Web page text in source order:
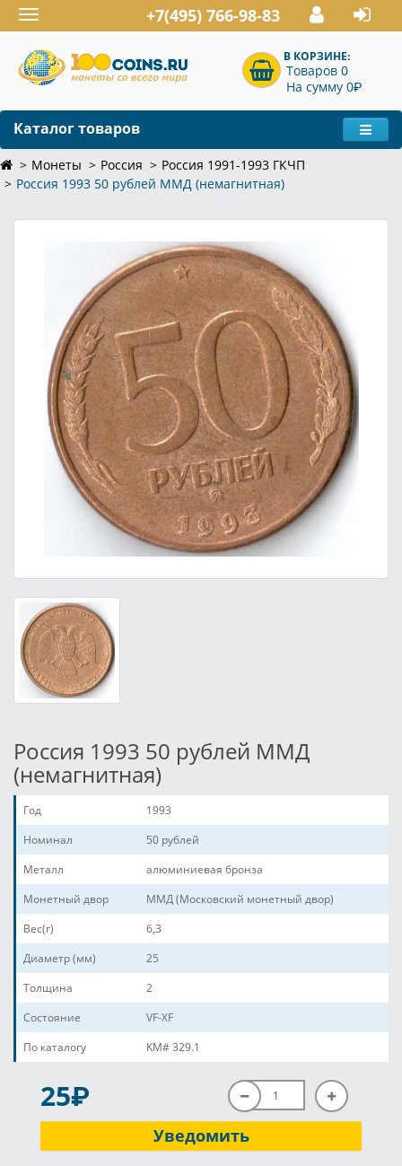
Toggle
navigation
+7(495) 766-98-83
В КОРЗИНЕ:
Товаров 0
На сумму 0P
Каталог товаров
Монеты Россия
Россия 1991-1993 ГКЧП
Россия 1993 50 рублей ММД (немагнитная)
Россия 1993 50 рублей ММД
(немагнитная)
Год
1993
Номинал
50 рублей
Металл
алюминиевая бронза
Монетный двор
ММД (Московский монетный двор)
Вес(г)
6,3
Диаметр (мм)
25
Толщина
2
Состояние
VF-XF
По каталогу
KM# 329.1
25P
Уведомить